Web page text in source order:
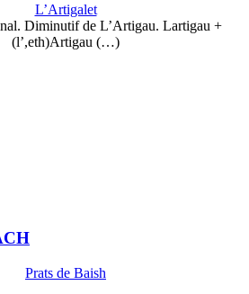
L’Artigalet
Diminutif de L’Artigau. Lartigau +
(l’,eth)Artigau (…)
Prats de Baish